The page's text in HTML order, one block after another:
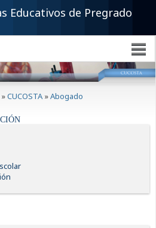
Educativos de Pregrado
»CUCOSTA »Abogado